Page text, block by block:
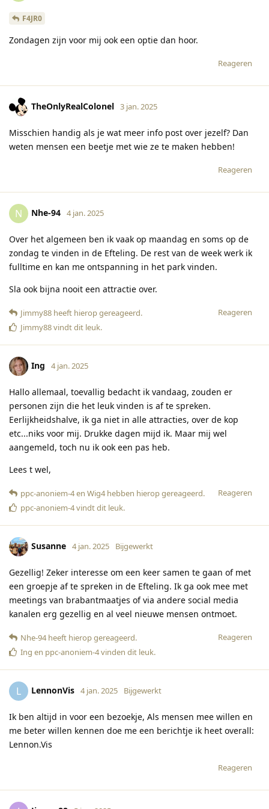
F4JR0
Zondagen zijn voor mij ook een optie dan hoor.
Reageren
TheOnlyRealColonel 3 jan. 2025
Misschien handig als je wat meer info post over jezelf? Dan
weten mensen een beetje met wie ze te maken hebben!
Reageren
N Nhe-94 4 jan. 2025
Over het algemeen ben ik vaak op maandag en soms op de
zondag te vinden in de Efteling. De rest van de week werk ik
fulltime en kan me ontspanning in het park vinden.
Sla ook bijna nooit een attractie over.
Reageren
Jimmy88 heeft hierop gereageerd.
Jimmy88vindt dit leuk.
Ing 4 jan. 2025
Hallo allemaal, toevallig bedacht ik vandaag, zouden er
personen zijn die het leuk vinden is af te spreken.
Eerlijkheidshalve, ik ga niet in alle attracties, over de kop
etc...niks voor mij. Drukke dagen mijd ik. Maar mij wel
aangemeld, toch nu ik ook een pas heb.
Lees t wel,
Reageren
ppc-anoniem-4en Wig4hebben hierop gereageerd.
ppc-anoniem-4vindt dit leuk.
Susanne 4 jan. 2025 Bijgewerkt
Gezellig! Zeker interesse om een keer samen te gaan of met
een groepje af te spreken in de Efteling. Ik ga ook mee met
meetings van brabantmaatjes of via andere social media
kanalen erg gezellig en al veel nieuwe mensen ontmoet.
Reageren
Nhe-94heeft hierop gereageerd.
Ing en ppc-anoniem-4vinden dit leuk.
L LennonVis 4 jan. 2025 Bijgewerkt
Ik ben altijd in voor een bezoekje, Als mensen mee willen en
me beter willen kennen doe me een berichtje ik heet overall:
Lennon.Vis
Reageren